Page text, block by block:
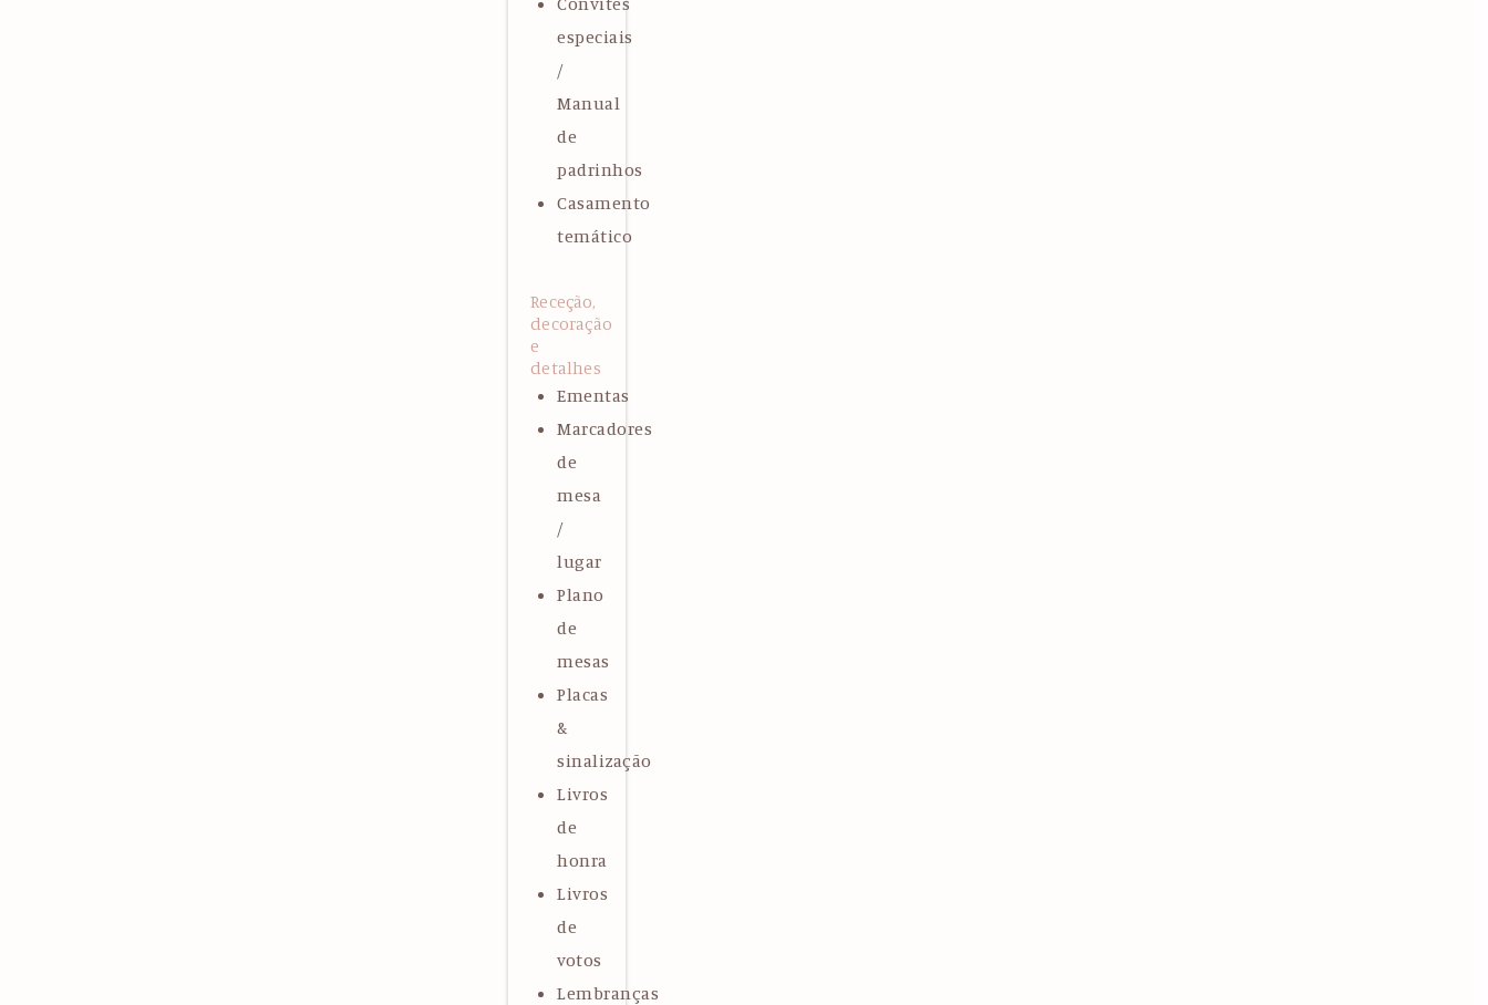
especiais
/
Manual
de
padrinhos
Casamento
temático
Receção,
decoração
e
detalhes
Ementas
Marcadores
de
mesa
/
lugar
Plano
de
mesas
Placas
&
sinalização
Livros
de
honra
Livros
de
votos
Lembranças